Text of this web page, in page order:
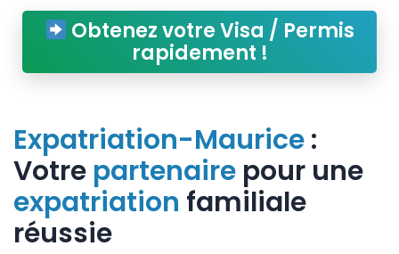
Obtenez votre Visa / Permis
rapidement !
Expatriation-Maurice:
Votre partenaire pour une
expatriation familiale
réussie